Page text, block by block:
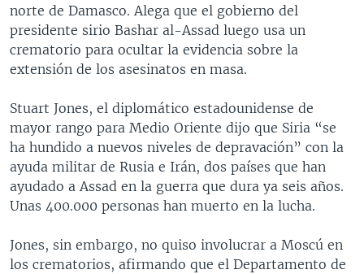
norte de Damasco. Alega que el gobierno del
presidente sirio Bashar al-Assad luego usa un
crematorio para ocultar la evidencia sobre la
extensión de los asesinatos en masa.
Stuart Jones, el diplomático estadounidense de
mayor rango para Medio Oriente dijo que Siria “se
ha hundido a nuevos niveles de depravación” con la
ayuda militar de Rusia e Irán, dos países que han
ayudado a Assad en la guerra que dura ya seis años.
Unas 400.000 personas han muerto en la lucha.
Jones, sin embargo, no quiso involucrar a Moscú en
los crematorios, afirmando que el Departamento de